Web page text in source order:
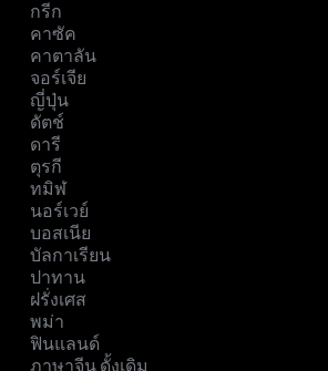
กรีก
คาซัค
คาตาลัน
จอร์เจีย
ญี่ปุ่น
ดัตช์
ดารี
ตุรกี
ทมิฬ
นอร์เวย์
บอสเนีย
บัลกาเรียน
ปาทาน
ฝรั่งเศส
พม่า
ฟินแลนด์
ภาษาจีน ดั้งเดิม